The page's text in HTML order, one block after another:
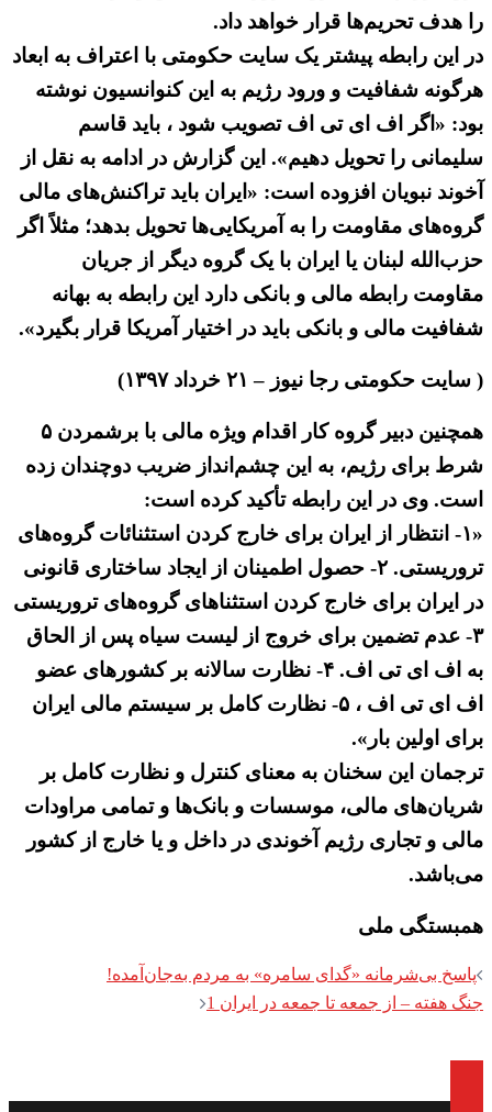
را هدف تحریم‌ها قرار خواهد داد.
در این رابطه پیشتر یک سایت حکومتی با اعتراف به ابعاد
هرگونه شفافیت و ورود رژیم به این کنوانسیون نوشته
بود: «اگر اف ای تی اف تصویب شود ، باید قاسم
سلیمانی را تحویل دهیم». این گزارش در ادامه به نقل از
آخوند نبویان افزوده است: «ایران باید تراکنش‌های مالی
گروه‌های مقاومت را به آمریکایی‌ها تحویل بدهد؛ مثلاً اگر
حزب‌الله لبنان یا ایران با یک گروه‌ دیگر از جریان
مقاومت رابطه مالی و بانکی دارد این رابطه به بهانه
شفافیت مالی و بانکی باید در اختیار آمریکا قرار بگیرد».
( سایت حکومتی رجا نیوز – ۲۱ خرداد ۱۳۹۷)
همچنین دبیر گروه کار اقدام ویژه مالی با برشمردن ۵
شرط برای رژیم، به این چشم‌انداز ضریب دوچندان زده
است. وی در این رابطه تأکید کرده است:
«۱- انتظار از ایران برای خارج کردن استثنائات گروه‌های
تروریستی. ۲- حصول اطمینان از ایجاد ساختاری قانونی
در ایران برای خارج کردن استثناهای گروه‌های تروریستی
۳- عدم تضمین برای خروج از لیست سیاه پس از الحاق
به اف ای تی اف. ۴- نظارت سالانه بر کشورهای عضو
اف ای تی اف ، ۵- نظارت کامل بر سیستم مالی ایران
برای اولین بار».
ترجمان این سخنان به معنای کنترل و نظارت کامل بر
شریان‌های مالی، موسسات و بانک‌ها و تمامی مراودات
مالی و تجاری رژیم آخوندی در داخل و یا خارج از کشور
می‌باشد.
همبستگی ملی
Post
navigation
پاسخ بی‌شرمانه «گدای سامره» به مردم به‌جان‌آمده!
جنگ هفته – از جمعه تا جمعه در ایران 1